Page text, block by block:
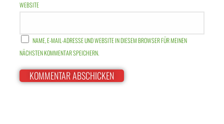
WEBSITE
NAME, E-MAIL-ADRESSE UND WEBSITE IN DIESEM BROWSER FÜR MEINEN
NÄCHSTEN KOMMENTAR SPEICHERN.